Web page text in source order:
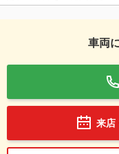
車両
来店